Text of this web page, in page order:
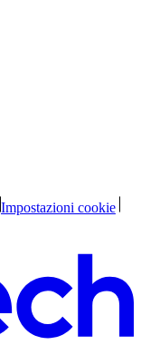
Impostazioni cookie